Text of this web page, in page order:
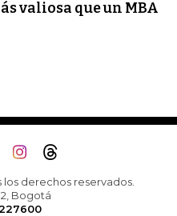
valiosa que un MBA
los derechos reservados.
Bogotá